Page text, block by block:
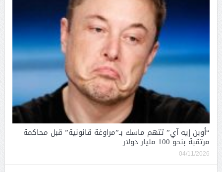
“أوبن إيه آي” تتهم ماسك بـ”مراوغة قانونية” قبل محاكمة
مرتقبة بنحو 100 مليار دولار
04/11/2026